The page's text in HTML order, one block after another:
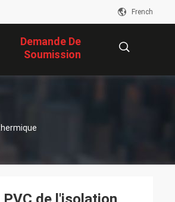
French
Demande De
Soumission